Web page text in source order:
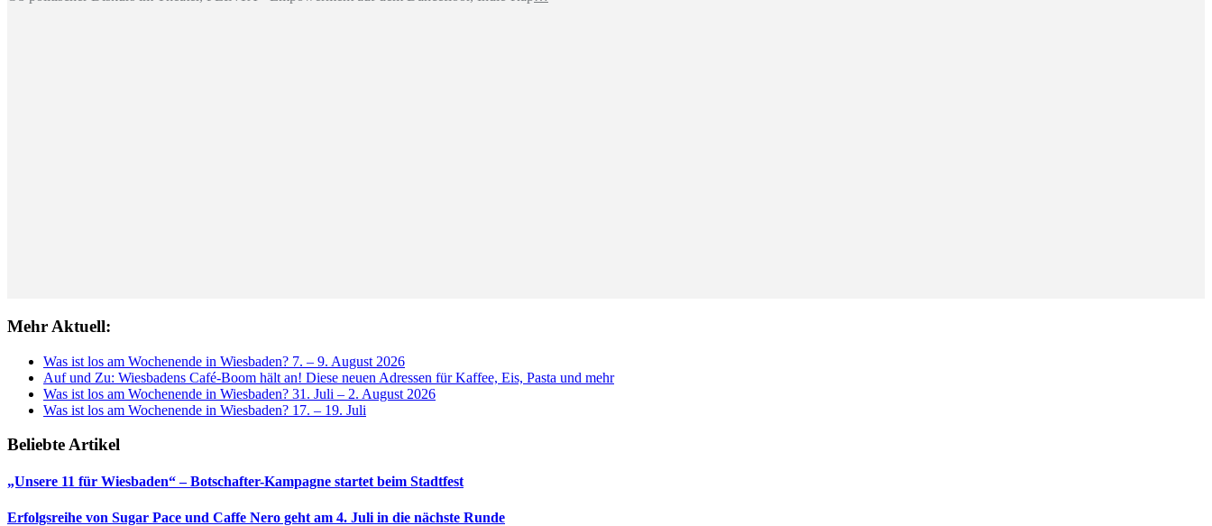
Mehr Aktuell:
Was ist los am Wochenende in Wiesbaden? 7. – 9. August 2026
Auf und Zu: Wiesbadens Café-Boom hält an! Diese neuen Adressen für Kaffee, Eis, Pasta und mehr
Was ist los am Wochenende in Wiesbaden? 31. Juli – 2. August 2026
Was ist los am Wochenende in Wiesbaden? 17. – 19. Juli
Beliebte Artikel
„Unsere 11 für Wiesbaden“ – Botschafter-Kampagne startet beim Stadtfest
Erfolgsreihe von Sugar Pace und Caffe Nero geht am 4. Juli in die nächste Runde